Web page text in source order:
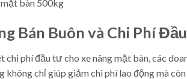
Bán Buôn và Chi Phí
chi phí đầu tư cho xe nâng mặt bàn, các
không chỉ giúp giảm chi phí lao động mà